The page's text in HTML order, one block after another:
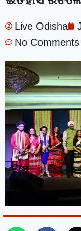
Live Odisha
No Comments